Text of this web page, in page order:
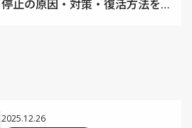
停止の原因・対策・復活方法を
2025.12.26